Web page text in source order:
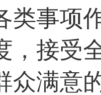
类事项
，接受
众满意